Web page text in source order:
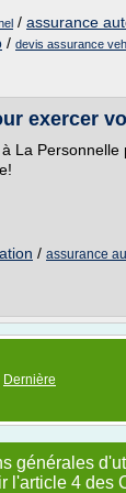
/ assurance
/ devis assurance
exercer
La Personnelle
/ assurance
Dernière
générales
l'article 4 des